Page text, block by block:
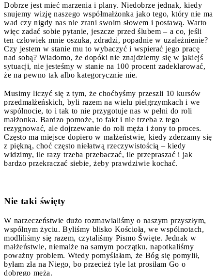
Dobrze jest mieć marzenia i plany. Niedobrze jednak, kiedy
snujemy wizję naszego współmałżonka jako tego, który nie ma
wad czy nigdy nas nie zrani swoim słowem i postawą. Warto
więc zadać sobie pytanie, jeszcze przed ślubem – a co, jeśli
ten człowiek mnie oszuka, zdradzi, popadnie w uzależnienie?
Czy jestem w stanie mu to wybaczyć i wspierać jego pracę
nad sobą? Wiadomo, że dopóki nie znajdziemy się w jakiejś
sytuacji, nie jesteśmy w stanie na 100 procent zadeklarować,
że na pewno tak albo kategorycznie nie.
Musimy liczyć się z tym, że choćbyśmy przeszli 10 kursów
przedmałżeńskich, byli razem na wielu pielgrzymkach i we
wspólnocie, to i tak to nie przygotuje nas w pełni do roli
małżonka. Bardzo pomoże, to fakt i nie trzeba z tego
rezygnować, ale dojrzewanie do roli męża i żony to proces.
Często ma miejsce dopiero w małżeństwie, kiedy zderzamy się
z piękną, choć często niełatwą rzeczywistością – kiedy
widzimy, ile razy trzeba przebaczać, ile przepraszać i jak
bardzo przekraczać siebie, żeby prawdziwie kochać.
Nie taki święty
W narzeczeństwie dużo rozmawialiśmy o naszym przyszłym,
wspólnym życiu. Byliśmy blisko Kościoła, we wspólnotach,
modliliśmy się razem, czytaliśmy Pismo Święte. Jednak w
małżeństwie, niemalże na samym początku, napotkaliśmy
poważny problem. Wtedy pomyślałam, że Bóg się pomylił,
byłam zła na Niego, bo przecież tyle lat prosiłam Go o
dobrego męża.